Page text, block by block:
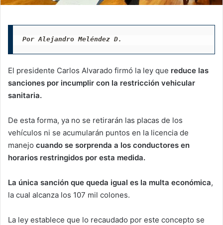
Por Alejandro Meléndez D.
El presidente Carlos Alvarado firmó la ley que reduce las
sanciones por incumplir con la restricción vehicular
sanitaria.
De esta forma, ya no se retirarán las placas de los
vehículos ni se acumularán puntos en la licencia de
manejo cuando se sorprenda a los conductores en
horarios restringidos por esta medida.
La única sanción que queda igual es la multa económica,
la cual alcanza los 107 mil colones.
La ley establece que lo recaudado por este concepto se